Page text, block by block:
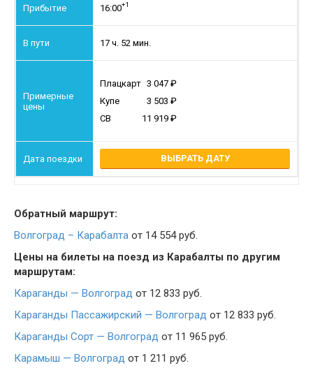
16:00+1
17 ч. 52 мин.
Плацкарт 3 047
Купе
3 503
СВ
11 919
ВЫБРАТЬ ДАТУ
Обратный маршрут:
Волгоград – Карабалта от 14 554 руб.
Цены на билеты на поезд из Карабалты по другим
маршрутам:
Караганды — Волгоград от 12 833 руб.
Караганды Пассажирский — Волгоград от 12 833 руб.
Караганды Сорт — Волгоград от 11 965 руб.
Карамыш — Волгоград от 1 211 руб.